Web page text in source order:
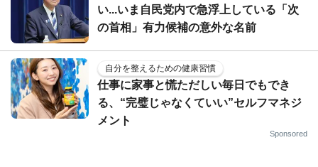
い...いま自民党内で急浮上している「次
の首相」有力候補の意外な名前
自分を整えるための健康習慣
仕事に家事と慌ただしい毎日でもでき
る、“完璧じゃなくていい”セルフマネジ
メント
Sponsored